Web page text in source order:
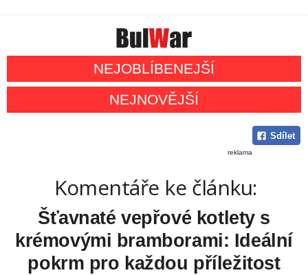
NEJOBLÍBENEJŠÍ
NEJNOVĚJŠÍ
Sdílet
reklama
Komentáře ke článku:
Šťavnaté vepřové kotlety s
krémovými bramborami: Ideální
pokrm pro každou příležitost